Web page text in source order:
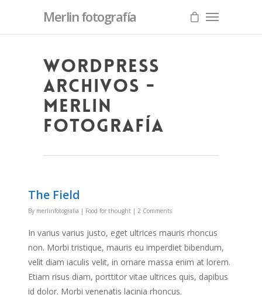
Merlin fotografía
Wordpress
archivos -
Merlin
fotografía
The Field
By merlinfotografia | Food for thought | 2 Comments
In varius varius justo, eget ultrices mauris rhoncus
non. Morbi tristique, mauris eu imperdiet bibendum,
velit diam iaculis velit, in ornare massa enim at lorem.
Etiam risus diam, porttitor vitae ultrices quis, dapibus
id dolor. Morbi venenatis lacinia rhoncus.